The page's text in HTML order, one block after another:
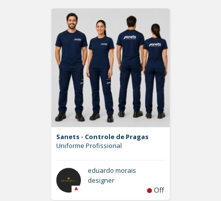
Sanets - Controle de Pragas
Uniforme Profissional
eduardo morais
designer
Off